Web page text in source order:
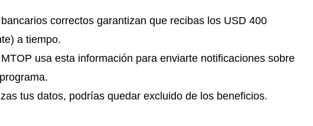
correctos garantizan que recibas los USD 400
a tiempo.
usa esta información para enviarte notificaciones sobre
tus datos, podrías quedar excluido de los beneficios.